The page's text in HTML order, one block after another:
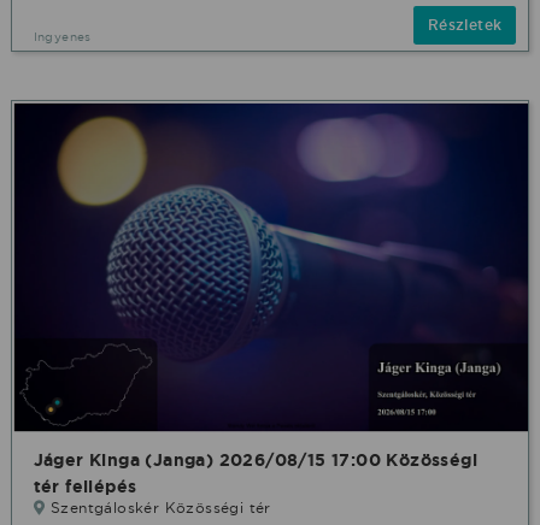
Ingyenes
Részletek
Jáger Kinga (Janga) 2026/08/15 17:00 Közösségi
tér fellépés
Szentgáloskér Közösségi tér